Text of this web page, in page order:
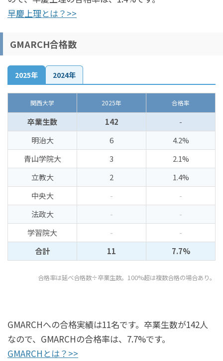
早慶上理とは？>>
GMARCH合格数
2025年 2024年
関西大学 2025年 合格率
卒業生数 142
-
明治大
6
4.2%
青山学院大
3
2.1%
立教大
2
1.4%
中央大
-
-
法政大
-
-
学習院大
-
-
合計
11 7.7%
合格率は延べ合格数÷卒業生数。100%超は複数合格の場合あり。
GMARCHへの合格実績は11名です。卒業生数が142人
なので、GMARCHの合格率は、7.7%です。
GMARCHとは？>>